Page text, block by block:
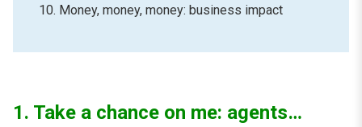
10. Money, money, money: business impact
1. Take a chance on me: agents…